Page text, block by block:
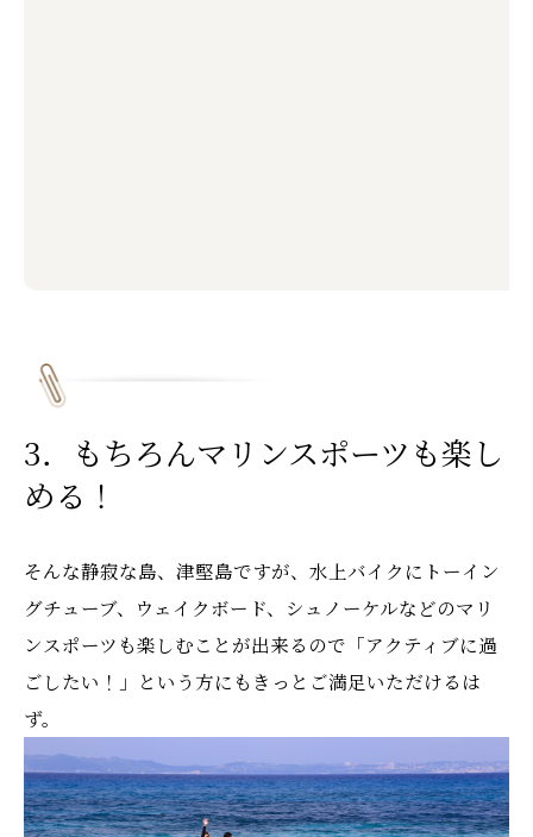
3．もちろんマリンスポーツも楽し
める！
そんな静寂な島、津堅島ですが、水上バイクにトーイン
グチューブ、ウェイクボード、シュノーケルなどのマリ
ンスポーツも楽しむことが出来るので「アクティブに過
ごしたい！」という方にもきっとご満足いただけるは
ず。